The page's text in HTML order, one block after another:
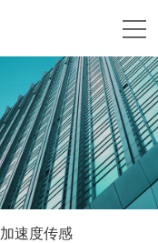
加速度传感